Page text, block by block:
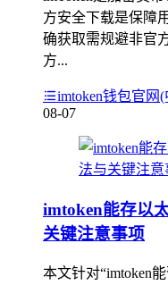
方安全下载是保障
确获取需规避非官
方...
imtoken钱包官网
08-07
imtoken能存以
关键注意事项
本文针对“imtoken